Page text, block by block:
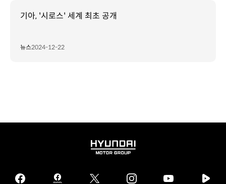
기아, '시로스' 세계 최초 공개
뉴스2024-12-22
HYUNDAI
GROUP